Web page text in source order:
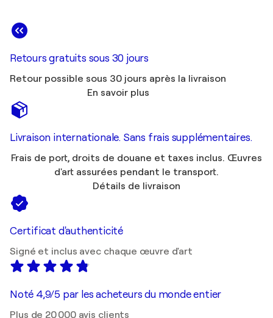
Retours gratuits sous 30 jours
Retour possible sous 30 jours après la livraison
En savoir plus
Livraison internationale. Sans frais supplémentaires.
Frais de port, droits de douane et taxes inclus. Œuvres
d'art assurées pendant le transport.
Détails de livraison
Certificat d'authenticité
Signé et inclus avec chaque œuvre d'art
Noté 4,9/5 par les acheteurs du monde entier
Plus de 20 000 avis clients